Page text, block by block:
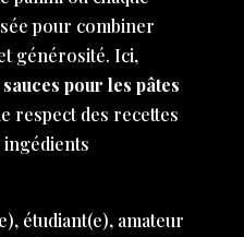
pour combiner
générosité. Ici,
pour les pâtes
respect des recettes
ingédients
étudiant(e), amateur